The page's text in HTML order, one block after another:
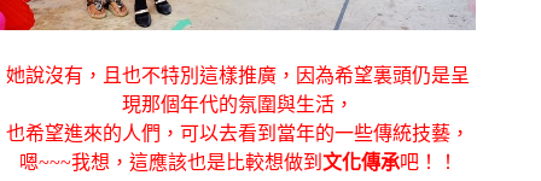
她說沒有，且也不特別這樣推廣， 因為希望裏頭仍是呈
現那個年代的氛圍與生活，
也希望進來的人們，可以去看到當年的一些傳統技藝，
嗯~~~我想，這應該也是比較想做到 文化傳承吧！！